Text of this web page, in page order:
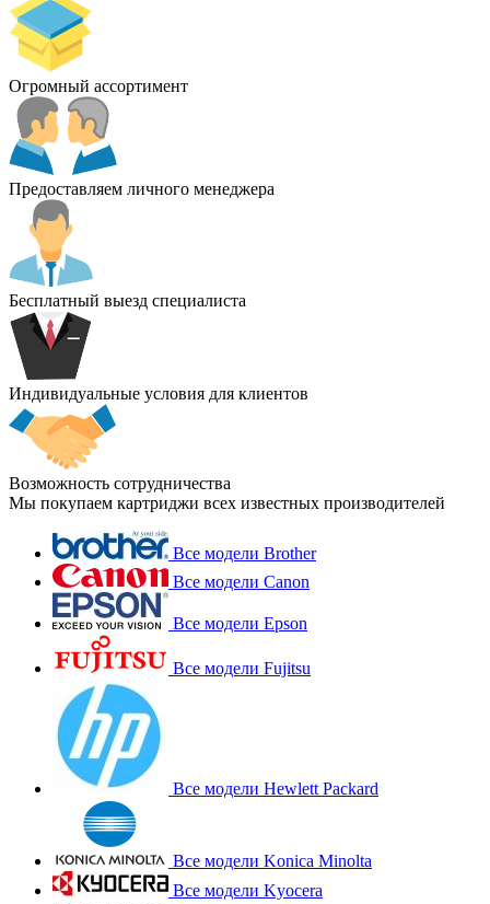
Огромный ассортимент
Предоставляем личного менеджера
Бесплатный выезд специалиста
Индивидуальные условия для клиентов
Возможность сотрудничества
Мы покупаем картриджи всех известных производителей
Все модели Brother
Все модели Canon
Все модели Epson
Все модели Fujitsu
Все модели Hewlett Packard
Все модели Konica Minolta
Все модели Kyocera